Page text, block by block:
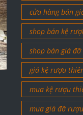
cửa hàng bán
shop bán kệ
shop bán giá
giá kệ rượu
mua kệ rượu
mua giá đỡ